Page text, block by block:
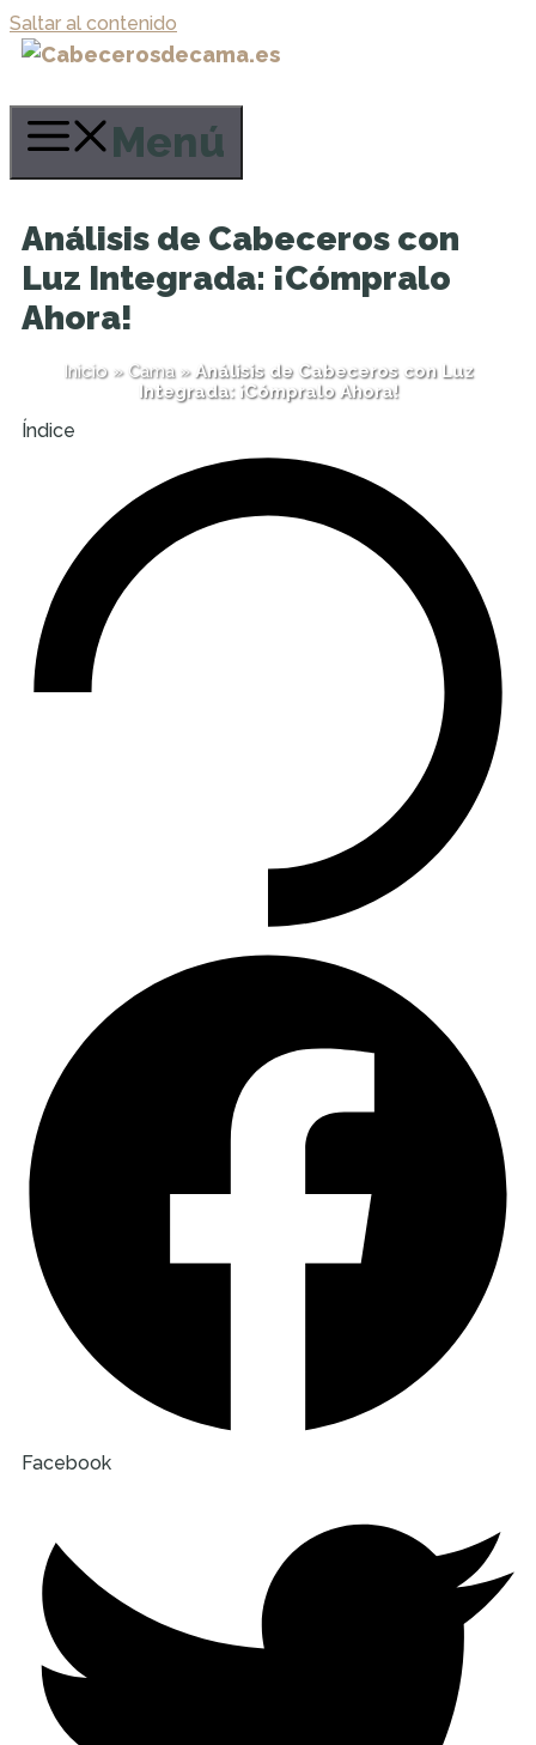
Saltar al contenido
Menú
Análisis de Cabeceros con
Luz Integrada: ¡Cómpralo
Ahora!
Inicio» Cama» Análisis de Cabeceros con Luz
Integrada: ¡Cómpralo Ahora!
Índice
Facebook